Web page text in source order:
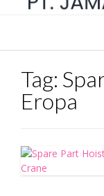
Tag:
Eropa